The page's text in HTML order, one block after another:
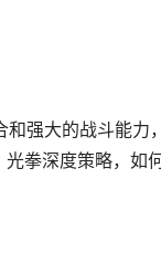
强大的战斗能力，
拳深度策略，如